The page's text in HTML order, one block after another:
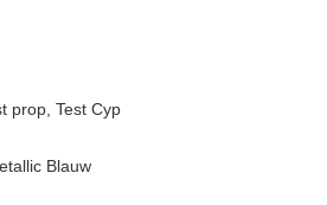
prop, Test Cyp
Blauw